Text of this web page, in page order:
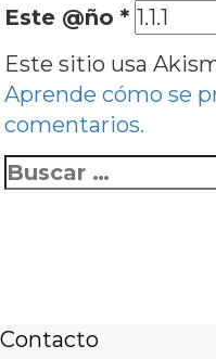
Este @ño*
Este sitio usa
Aprende cómo se
comentarios.
Buscar:
Contacto